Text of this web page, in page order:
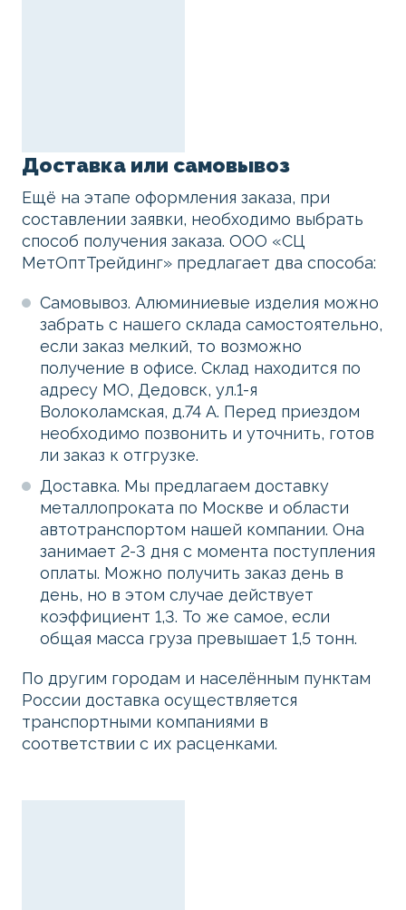
Доставка или самовывоз
Ещё на этапе оформления заказа, при
составлении заявки, необходимо выбрать
способ получения заказа. ООО «СЦ
МетОптТрейдинг» предлагает два способа:
Самовывоз. Алюминиевые изделия можно
забрать с нашего склада самостоятельно,
если заказ мелкий, то возможно
получение в офисе. Склад находится по
адресу МО, Дедовск, ул.1-я
Волоколамская, д.74 А. Перед приездом
необходимо позвонить и уточнить, готов
ли заказ к отгрузке.
Доставка. Мы предлагаем доставку
металлопроката по Москве и области
автотранспортом нашей компании. Она
занимает 2-3 дня с момента поступления
оплаты. Можно получить заказ день в
день, но в этом случае действует
коэффициент 1,3. То же самое, если
общая масса груза превышает 1,5 тонн.
По другим городам и населённым пунктам
России доставка осуществляется
транспортными компаниями в
соответствии с их расценками.